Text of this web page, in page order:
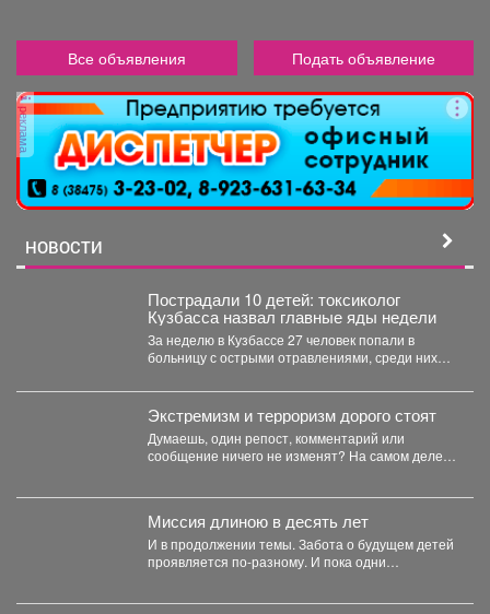
Все объявления Подать объявление
реклама
НОВОСТИ
Пострадали 10 детей: токсиколог
Кузбасса назвал главные яды недели
За неделю в Кузбассе 27 человек попали в
больницу с острыми отравлениями, среди них
Экстремизм и терроризм дорого стоят
Думаешь, один репост, комментарий или
сообщение ничего не изменят? На самом деле у
Миссия длиною в десять лет
И в продолжении темы. Забота о будущем детей
проявляется по-разному. И пока одни